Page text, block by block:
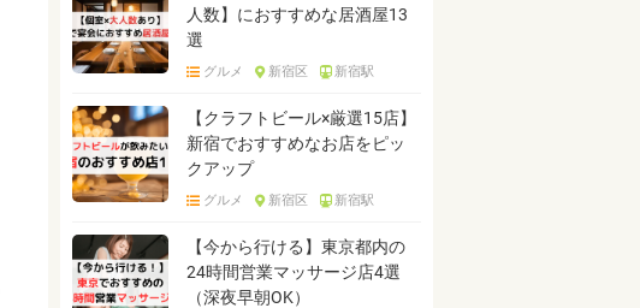
人数】におすすめな居酒屋13
選
グルメ 新宿区 新宿駅
【クラフトビール×厳選15店】
新宿でおすすめなお店をピッ
クアップ
グルメ 新宿区 新宿駅
【今から行ける】東京都内の
24時間営業マッサージ店4選
（深夜早朝OK）